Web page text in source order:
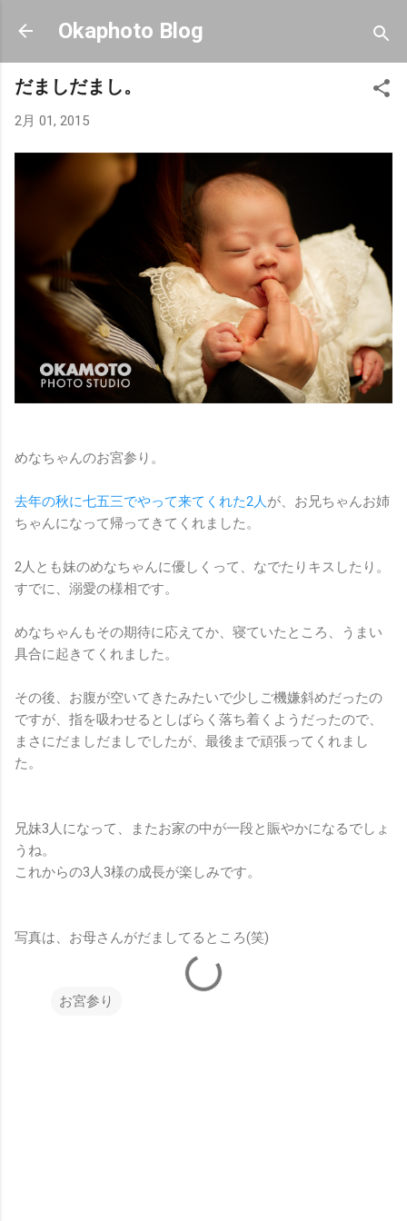
スキップしてメイン コンテンツに移動
Okaphoto Blog
だましだまし。
2月 01, 2015
めなちゃんのお宮参り。
去年の秋に七五三でやって来てくれた2人が、お兄ちゃんお姉
ちゃんになって帰ってきてくれました。
2人とも妹のめなちゃんに優しくって、なでたりキスしたり。
すでに、溺愛の様相です。
めなちゃんもその期待に応えてか、寝ていたところ、うまい
具合に起きてくれました。
その後、お腹が空いてきたみたいで少しご機嫌斜めだったの
ですが、指を吸わせるとしばらく落ち着くようだったので、
まさにだましだましでしたが、最後まで頑張ってくれまし
た。
兄妹3人になって、またお家の中が一段と賑やかになるでしょ
うね。
これからの3人3様の成長が楽しみです。
写真は、お母さんがだましてるところ(笑)
お宮参り